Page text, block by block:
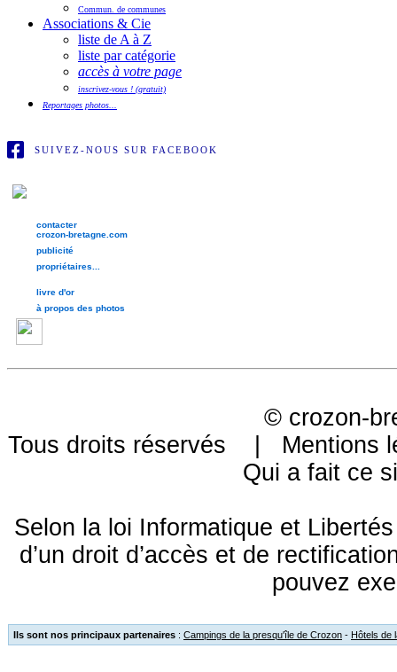
Commun. de communes
Associations & Cie
liste de A à Z
liste par catégorie
accès à votre page
inscrivez-vous ! (gratuit)
Reportages photos...
SUIVEZ-NOUS SUR FACEBOOK
contacter
crozon-bretagne.com
publicité
propriétaires...
livre d'or
à propos des photos
© crozon-
Tous droits réservés | Mentions
Qui a fait ce
Selon la loi Informatique et
d’un droit d’accès et de
pouvez
Ils sont nos principaux partenaires : Campings de la presqu'île de Crozon - Hôtels de